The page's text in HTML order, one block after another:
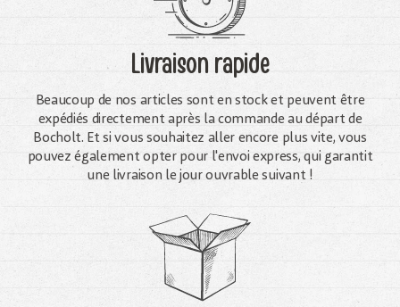
Livraison rapide
Beaucoup de nos articles sont en stock et peuvent être
expédiés directement après la commande au départ de
Bocholt. Et si vous souhaitez aller encore plus vite, vous
pouvez également opter pour l'envoi express, qui garantit
une livraison le jour ouvrable suivant !